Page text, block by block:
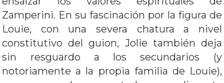
Zamperini. En su fascinación por la figura de
Louie, con una severa chatura a nivel
constitutivo del guion, Jolie también deja
sin resguardo a los secundarios (y
notoriamente a la propia familia de Louie),